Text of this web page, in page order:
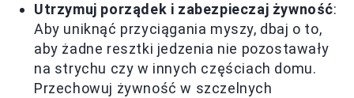
Utrzymuj porządek i zabezpieczaj żywność:
Aby uniknąć przyciągania myszy, dbaj o to,
aby żadne resztki jedzenia nie pozostawały
na strychu czy w innych częściach domu.
Przechowuj żywność w szczelnych